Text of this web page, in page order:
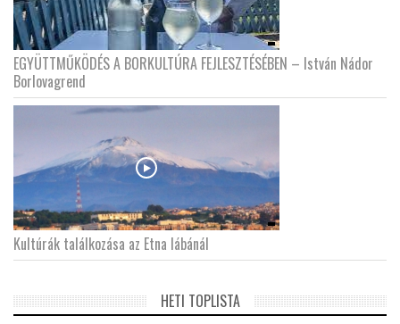
EGYÜTTMŰKÖDÉS A BORKULTÚRA FEJLESZTÉSÉBEN – István Nádor
Borlovagrend
Kultúrák találkozása az Etna lábánál
HETI TOPLISTA